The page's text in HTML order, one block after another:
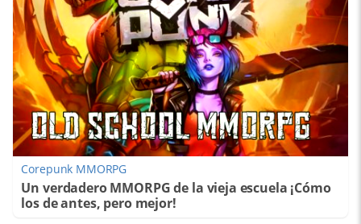
Corepunk MMORPG
Un verdadero MMORPG de la vieja escuela ¡Cómo
los de antes, pero mejor!